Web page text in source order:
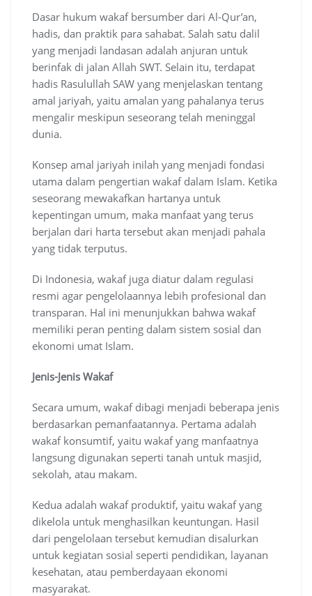
Dasar hukum wakaf bersumber dari Al-Qur’an,
hadis, dan praktik para sahabat. Salah satu dalil
yang menjadi landasan adalah anjuran untuk
berinfak di jalan Allah SWT. Selain itu, terdapat
hadis Rasulullah SAW yang menjelaskan tentang
amal jariyah, yaitu amalan yang pahalanya terus
mengalir meskipun seseorang telah meninggal
dunia.
Konsep amal jariyah inilah yang menjadi fondasi
utama dalam pengertian wakaf dalam Islam. Ketika
seseorang mewakafkan hartanya untuk
kepentingan umum, maka manfaat yang terus
berjalan dari harta tersebut akan menjadi pahala
yang tidak terputus.
Di Indonesia, wakaf juga diatur dalam regulasi
resmi agar pengelolaannya lebih profesional dan
transparan. Hal ini menunjukkan bahwa wakaf
memiliki peran penting dalam sistem sosial dan
ekonomi umat Islam.
Jenis-Jenis Wakaf
Secara umum, wakaf dibagi menjadi beberapa jenis
berdasarkan pemanfaatannya. Pertama adalah
wakaf konsumtif, yaitu wakaf yang manfaatnya
langsung digunakan seperti tanah untuk masjid,
sekolah, atau makam.
Kedua adalah wakaf produktif, yaitu wakaf yang
dikelola untuk menghasilkan keuntungan. Hasil
dari pengelolaan tersebut kemudian disalurkan
untuk kegiatan sosial seperti pendidikan, layanan
kesehatan, atau pemberdayaan ekonomi
masyarakat.